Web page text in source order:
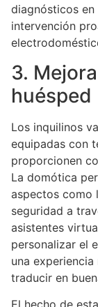
diagnósticos
intervención
3.
huésped
Los inquilinos
equipadas con
proporcionen
La domótica
aspectos como
seguridad a
asistentes
personalizar el
una
traducir en